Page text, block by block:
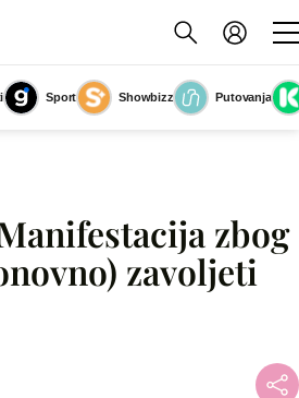
Sport Showbizz
Putovanja
Slika nije dostupna
zbog
zavoljeti